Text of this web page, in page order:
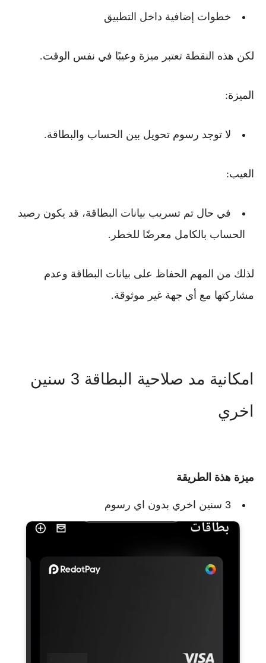
خطوات إضافية داخل التطبيق
لكن هذه النقطة تعتبر ميزة وعيبًا في نفس الوقت.
الميزة:
لا توجد رسوم تحويل بين الحساب والبطاقة.
العيب:
في حال تم تسريب بيانات البطاقة، قد يكون رصيد
الحساب بالكامل معرضًا للخطر .
لذلك من المهم الحفاظ على بيانات البطاقة وعدم
مشاركتها مع أي جهة غير موثوقة.
امكانية مد صلاحية البطاقة 3 سنين
اخري
ميزة هذة الطريقة
3 سنين اخري بدون اي رسوم